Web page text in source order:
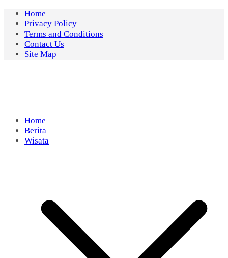
Skip
content
Home
Privacy Policy
Terms and Conditions
Contact Us
Site Map
Home
Berita
Wisata